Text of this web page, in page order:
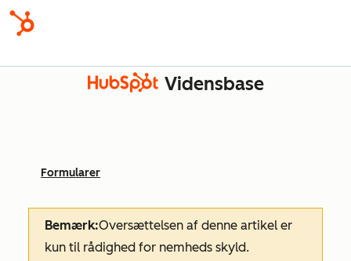
Vidensbase
Formularer
Bemærk:Oversættelsen af denne artikel er
kun til rådighed for nemheds skyld.